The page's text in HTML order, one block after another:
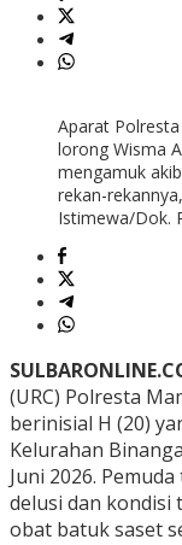
Aparat
lorong Wisma
mengamuk
rekan-
Istimewa/Dok.
(URC) Polresta
berinisial H (20)
Kelurahan
Juni 2026.
delusi dan kondisi
obat batuk saset